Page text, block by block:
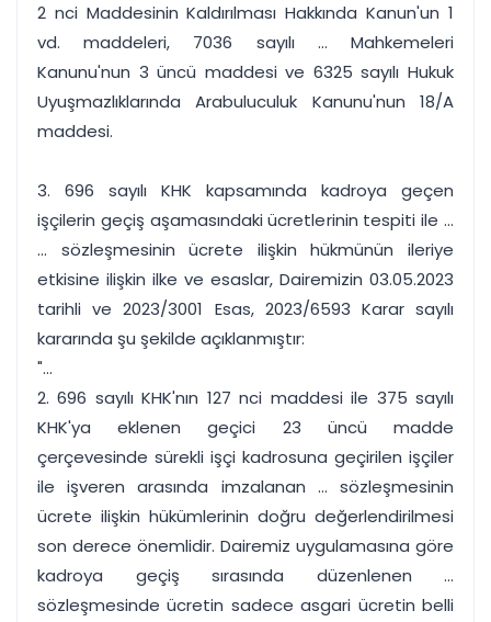
2 nci Maddesinin Kaldırılması Hakkında Kanun'un 1
vd. maddeleri, 7036 sayılı ... Mahkemeleri
Kanunu'nun 3 üncü maddesi ve 6325 sayılı Hukuk
Uyuşmazlıklarında Arabuluculuk Kanunu'nun 18/A
maddesi.
3. 696 sayılı KHK kapsamında kadroya geçen
işçilerin geçiş aşamasındaki ücretlerinin tespiti ile ...
... sözleşmesinin ücrete ilişkin hükmünün ileriye
etkisine ilişkin ilke ve esaslar, Dairemizin 03.05.2023
tarihli ve 2023/3001 Esas, 2023/6593 Karar sayılı
kararında şu şekilde açıklanmıştır:
"...
2. 696 sayılı KHK'nın 127 nci maddesi ile 375 sayılı
KHK'ya eklenen geçici 23 üncü madde
çerçevesinde sürekli işçi kadrosuna geçirilen işçiler
ile işveren arasında imzalanan ... sözleşmesinin
ücrete ilişkin hükümlerinin doğru değerlendirilmesi
son derece önemlidir. Dairemiz uygulamasına göre
kadroya geçiş sırasında düzenlenen ...
sözleşmesinde ücretin sadece asgari ücretin belli